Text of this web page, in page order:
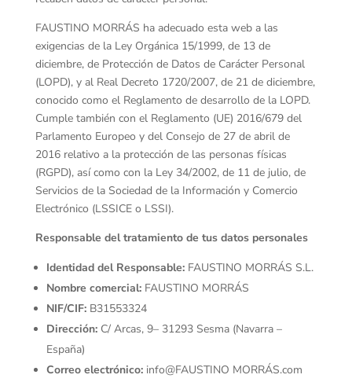
FAUSTINO MORRÁS ha adecuado esta web a las
exigencias de la Ley Orgánica 15/1999, de 13 de
diciembre, de Protección de Datos de Carácter Personal
(LOPD), y al Real Decreto 1720/2007, de 21 de diciembre,
conocido como el Reglamento de desarrollo de la LOPD.
Cumple también con el Reglamento (UE) 2016/679 del
Parlamento Europeo y del Consejo de 27 de abril de
2016 relativo a la protección de las personas físicas
(RGPD), así como con la Ley 34/2002, de 11 de julio, de
Servicios de la Sociedad de la Información y Comercio
Electrónico (LSSICE o LSSI).
Responsable del tratamiento de tus datos personales
Identidad del Responsable: FAUSTINO MORRÁS S.L.
Nombre comercial: FAUSTINO MORRÁS
NIF/CIF: B31553324
Dirección: C/ Arcas, 9– 31293 Sesma (Navarra –
España)
Correo electrónico: info@FAUSTINO MORRÁS.com